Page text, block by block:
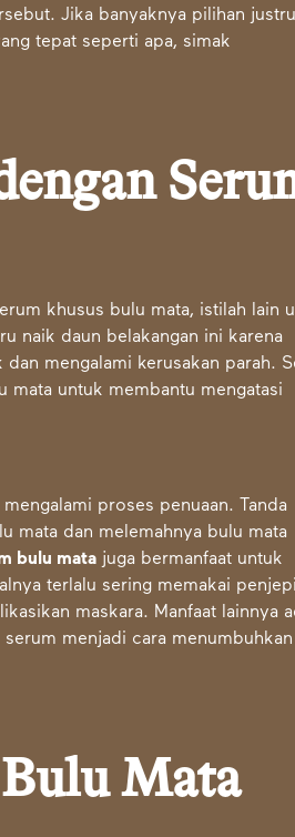
Jika banyaknya pilihan justru
tepat seperti apa, simak
khusus bulu mata, istilah lain
naik daun belakangan ini karena
mengalami kerusakan parah.
mata untuk membantu mengatasi
proses penuaan. Tanda
mata dan melemahnya bulu mata
bulu mata juga bermanfaat untuk
terlalu sering memakai
maskara. Manfaat lainnya
menjadi cara
Mata